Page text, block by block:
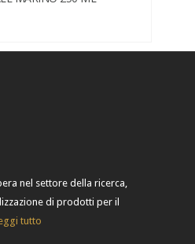
nel settore della ricerca,
di prodotti per il
tutto